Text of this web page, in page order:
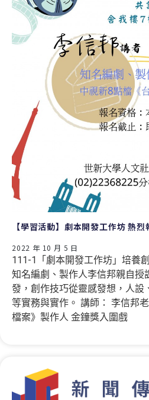
【學習活動】劇本開發工作坊 熱烈
2022 年 10 月 5 日
111-1「劇本開發工作坊」培養
知名編劇、製作人李信邦親自授
發，創作技巧從靈感發想，人設
等實務與實作。 講師： 李信邦
檔案》製作人 金鐘獎入圍戲